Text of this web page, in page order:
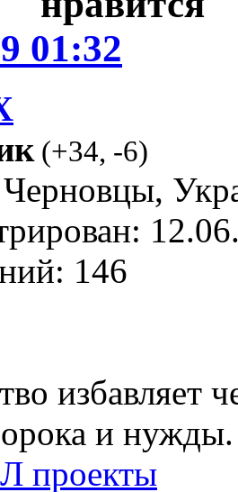
01:32
(+34, -6)
146
избавляет
и нужды.
проекты